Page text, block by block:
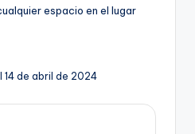
espacio en el lugar
de abril de 2024